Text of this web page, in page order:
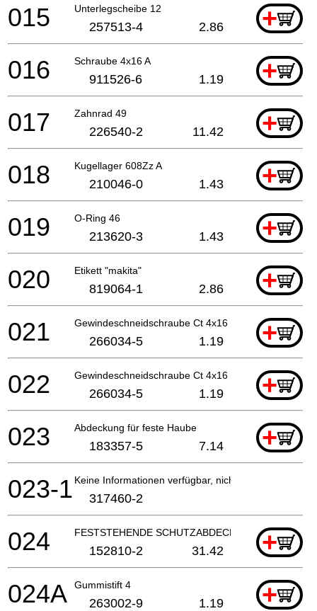
Unterlegscheibe 12 +
015 257513-4 2.86
Schraube 4x16 A +
016 911526-6 1.19
Zahnrad 49 +
017 226540-2 11.42
Kugellager 608Zz A +
018 210046-0 1.43
O-Ring 46 +
019 213620-3 1.43
Etikett "makita" +
020 819064-1 2.86
Gewindeschneidschraube Ct 4x16 +
021 266034-5 1.19
Gewindeschneidschraube Ct 4x16 +
022 266034-5 1.19
Abdeckung für feste Haube +
023 183357-5 7.14
Keine Informationen verfügbar, nicht bestellbar
023-1 317460-2
FESTSTEHENDE SCHUTZABDECKUNG +
024 152810-2 31.42
Gummistift 4 +
024A 263002-9 1.19